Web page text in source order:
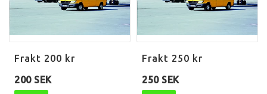
Frakt 200 kr
200 SEK
Frakt 250 kr
250 SEK